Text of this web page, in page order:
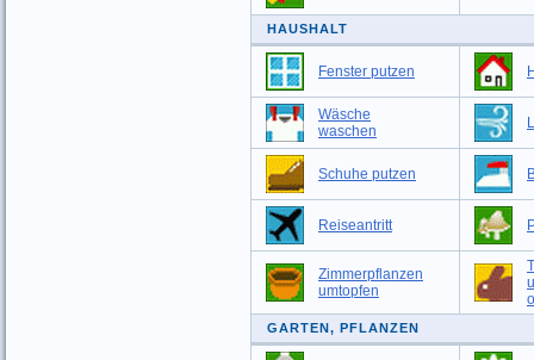
HAUSHALT
Fenster putzen
Wäsche
waschen
Schuhe putzen
Reiseantritt
Zimmerpflanzen
umtopfen
GARTEN, PFLANZEN